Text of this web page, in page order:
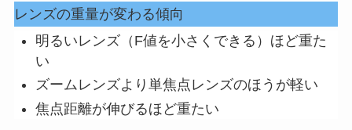
レンズの重量が変わる傾向
明るいレンズ（F値を小さくできる）ほど重た
い
ズームレンズより単焦点レンズのほうが軽い
焦点距離が伸びるほど重たい